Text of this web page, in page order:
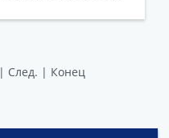
| След. | Конец